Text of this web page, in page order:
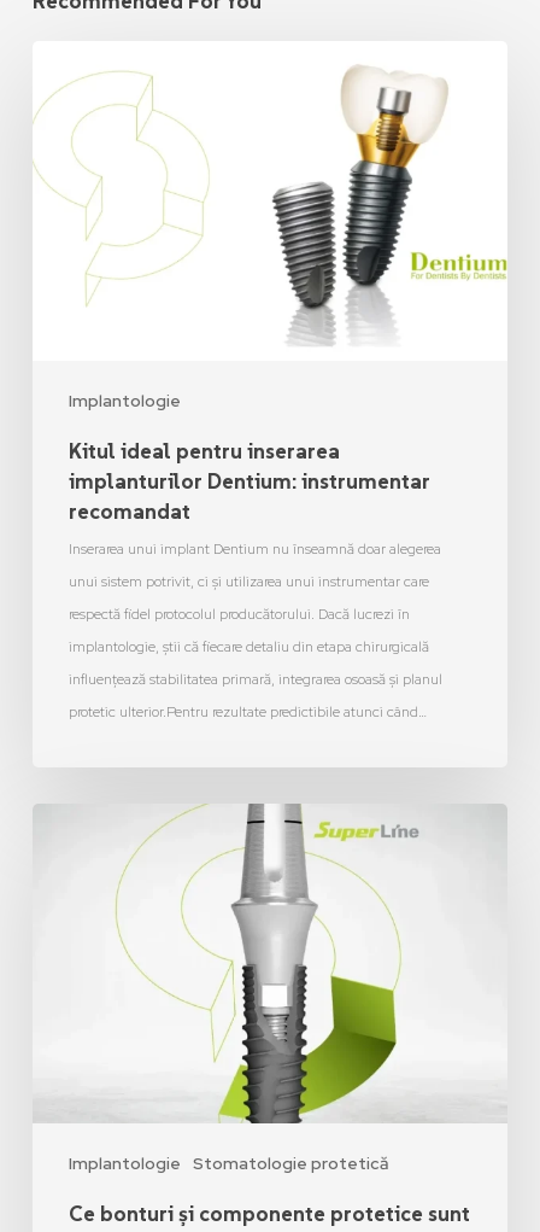
Implantologie
Kitul ideal pentru inserarea
implanturilor Dentium: instrumentar
recomandat
Inserarea unui implant Dentium nu înseamnă doar alegerea
unui sistem potrivit, ci și utilizarea unui instrumentar care
respectă fidel protocolul producătorului. Dacă lucrezi în
implantologie, știi că fiecare detaliu din etapa chirurgicală
influențează stabilitatea primară, integrarea osoasă și planul
protetic ulterior.Pentru rezultate predictibile atunci când…
Implantologie Stomatologie protetică
Ce bonturi și componente protetice sunt